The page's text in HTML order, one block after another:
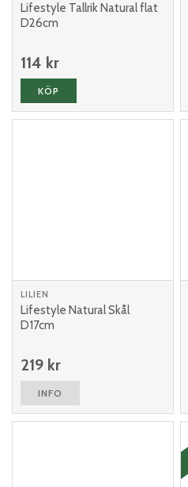
Lifestyle Tallrik Natural flat
D26cm
114 kr
KÖP
LILIEN
Lifestyle Natural Skål
D17cm
219 kr
INFO